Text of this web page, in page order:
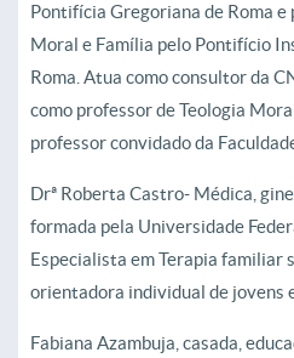
Pontifícia Gregoriana de Roma e
Moral e Família pelo Pontifício
Roma. Atua como consultor da
como professor de Teologia
professor convidado da
Drª Roberta Castro- Médica,
formada pela Universidade
Especialista em Terapia familiar
orientadora individual de jovens
Fabiana Azambuja, casada,